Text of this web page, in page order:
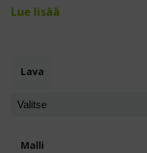
Lue lisää
Lava
Malli